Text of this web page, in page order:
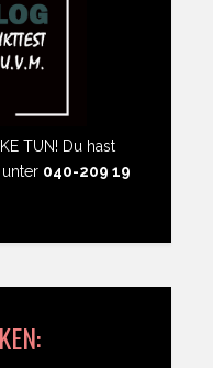
TUN! Du hast
040-209 19